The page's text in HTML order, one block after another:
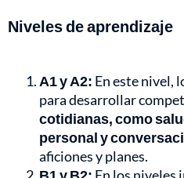
Niveles de aprendizaje
A1 y A2: En este nivel,
para desarrollar
cotidianas, como
personal y
aficiones y planes.